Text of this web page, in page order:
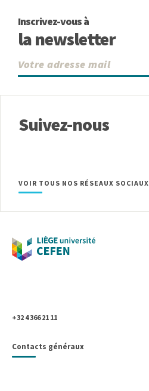
Inscrivez-vous à
la newsletter
Suivez-nous
VOIR TOUS NOS RÉSEAUX SOCIAUX
+32 4 366 21 11
Contacts généraux